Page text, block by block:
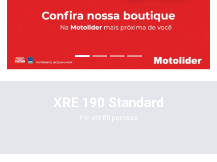
XRE 190 Standard
Em até 80 parcelas